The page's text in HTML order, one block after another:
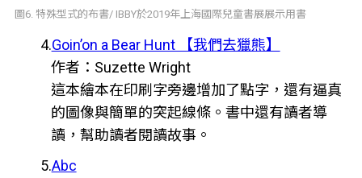
圖6. 特殊型式的布書/ IBBY於2019年上海國際兒童書展展示用書
4.Goin’on a Bear Hunt 【我們去獵熊】
作者：Suzette Wright
這本繪本在印刷字旁邊增加了點字，還有逼真
的圖像與簡單的突起線條。書中還有讀者導
讀，幫助讀者閱讀故事。
5.Abc